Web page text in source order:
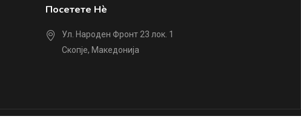
Посетете Нè
Ул. Народен Фронт 23 лок. 1
Скопје, Македонија